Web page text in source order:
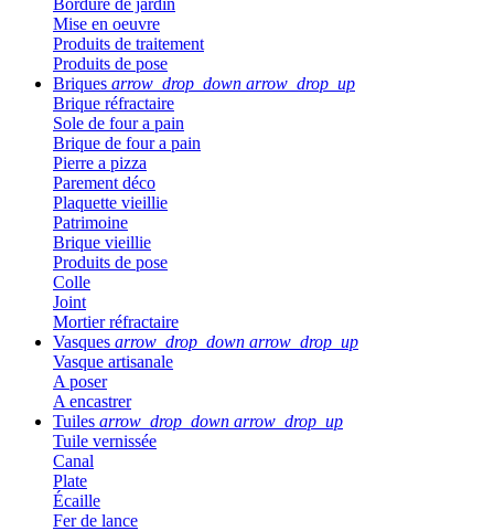
Mise en oeuvre
Produits de traitement
Produits de pose
Briques arrow_drop_down arrow_drop_up
Brique réfractaire
Sole de four a pain
Brique de four a pain
Pierre a pizza
Parement déco
Plaquette vieillie
Patrimoine
Brique vieillie
Produits de pose
Colle
Joint
Mortier réfractaire
Vasques arrow_drop_down arrow_drop_up
Vasque artisanale
A poser
A encastrer
Tuiles arrow_drop_down arrow_drop_up
Tuile vernissée
Canal
Plate
Écaille
Fer de lance